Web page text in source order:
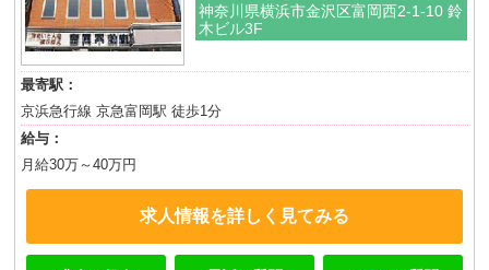
神奈川県横浜市金沢区富岡西2-1-10 鈴
木ビル3F
最寄駅：
京浜急行線 京急富岡駅 徒歩1分
給与：
月給30万～40万円
求人情報を詳しく見てみる